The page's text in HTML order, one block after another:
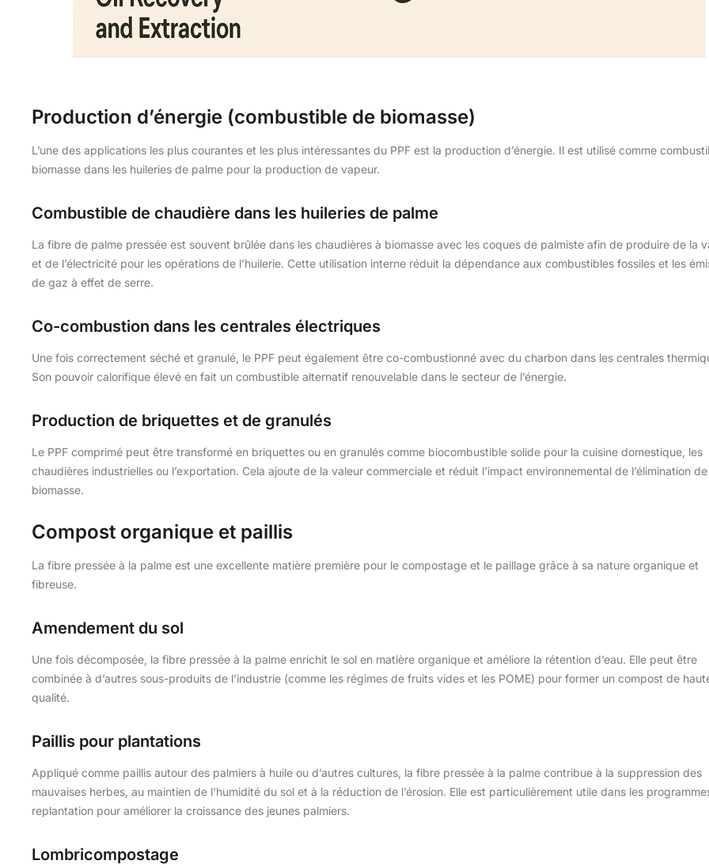
Production d’énergie (combustible de biomasse)
L’une des applications les plus courantes et les plus intéressantes du PPF est la production d’énergie. Il est utilisé comme
biomasse dans les huileries de palme pour la production de vapeur.
Combustible de chaudière dans les huileries de palme
La fibre de palme pressée est souvent brûlée dans les chaudières à biomasse avec les coques de palmiste afin de produire de la
et de l’électricité pour les opérations de l’huilerie. Cette utilisation interne réduit la dépendance aux combustibles fossiles et les
de gaz à effet de serre.
Co-combustion dans les centrales électriques
Une fois correctement séché et granulé, le PPF peut également être co-combustionné avec du charbon dans les centrales
Son pouvoir calorifique élevé en fait un combustible alternatif renouvelable dans le secteur de l’énergie.
Production de briquettes et de granulés
Le PPF comprimé peut être transformé en briquettes ou en granulés comme biocombustible solide pour la cuisine domestique, les
chaudières industrielles ou l’exportation. Cela ajoute de la valeur commerciale et réduit l’impact environnemental de l’élimination de
biomasse.
Compost organique et paillis
La fibre pressée à la palme est une excellente matière première pour le compostage et le paillage grâce à sa nature organique et
fibreuse.
Amendement du sol
Une fois décomposée, la fibre pressée à la palme enrichit le sol en matière organique et améliore la rétention d’eau. Elle peut être
combinée à d’autres sous-produits de l’industrie (comme les régimes de fruits vides et les POME) pour former un compost de
qualité.
Paillis pour plantations
Appliqué comme paillis autour des palmiers à huile ou d’autres cultures, la fibre pressée à la palme contribue à la suppression des
mauvaises herbes, au maintien de l’humidité du sol et à la réduction de l’érosion. Elle est particulièrement utile dans les
replantation pour améliorer la croissance des jeunes palmiers.
Lombricompostage